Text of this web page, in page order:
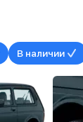
В наличии